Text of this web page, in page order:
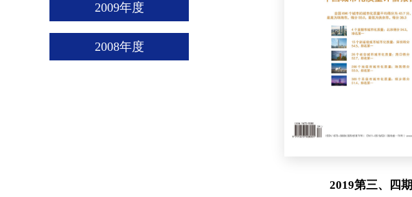
2009年度
2008年度
2019第三、四期